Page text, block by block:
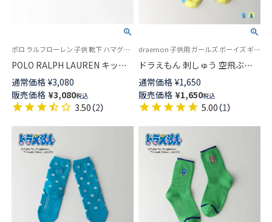
ポロ ラルフローレン 子供 靴下 ハマグリ パイルソックス
POLO RALPH LAUREN キッズ
フラッグベア ポロベア ハマグ
リ ルームソックス 足底滑り止
め付き 04803777
通常価格 ¥3,080
販売価格 ¥3,080税込
3.50（2）
draemon 子供用 ガールズ ボーイズ ギフト プレゼント 無料ラッピング
ドラえもん 刺しゅう 空飛ぶド
ラえもん クルー丈 ソックス キ
ッズ 04137104
通常価格 ¥1,650
販売価格 ¥1,650税込
5.00（1）